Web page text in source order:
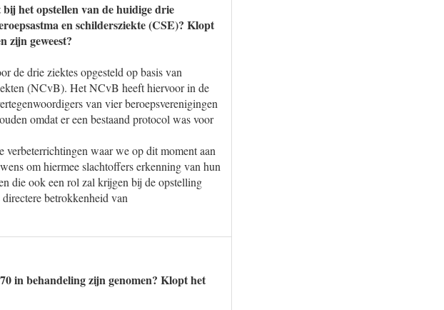
het opstellen van de huidige drie
en schildersziekte (CSE)? Klopt
zijn geweest?
de drie ziektes opgesteld op basis van
(NCvB). Het NCvB heeft hiervoor in de
van vier beroepsverenigingen
omdat er een bestaand protocol was voor
waar we op dit moment aan
om hiermee slachtoffers erkenning van hun
die ook een rol zal krijgen bij de opstelling
betrokkenheid van
in behandeling zijn genomen? Klopt het